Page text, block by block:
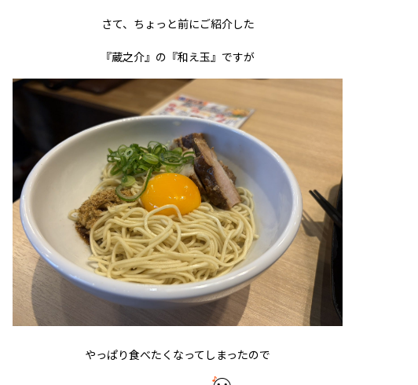
さて、ちょっと前にご紹介した
『蔵之介』の『和え玉』ですが
やっぱり食べたくなってしまったので